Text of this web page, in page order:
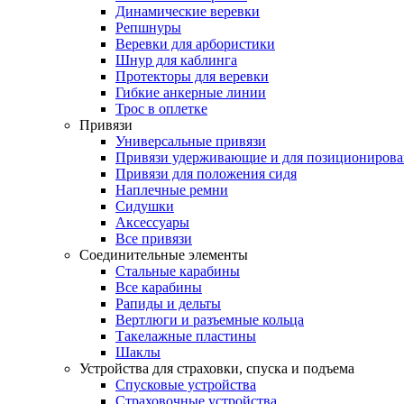
Динамические веревки
Репшнуры
Веревки для арбористики
Шнур для каблинга
Протекторы для веревки
Гибкие анкерные линии
Трос в оплетке
Привязи
Универсальные привязи
Привязи удерживающие и для
Привязи для положения сидя
Наплечные ремни
Сидушки
Аксессуары
Все привязи
Соединительные элементы
Стальные карабины
Все карабины
Рапиды и дельты
Вертлюги и разъемные кольца
Такелажные пластины
Шаклы
Устройства для страховки, спуска и подъема
Спусковые устройства
Страховочные устройства